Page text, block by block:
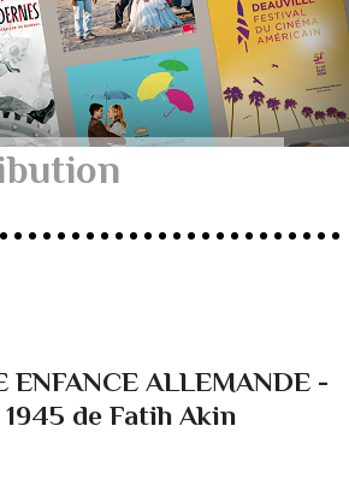
ALLEMANDE -
de Fatih Akin